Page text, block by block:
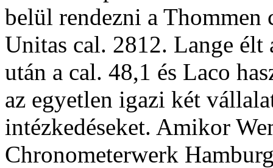
belül rendezni a Thommen
Unitas cal. 2812. Lange
után a cal. 48,1 és Laco
az egyetlen igazi két
intézkedéseket. Amikor
Chronometerwerk